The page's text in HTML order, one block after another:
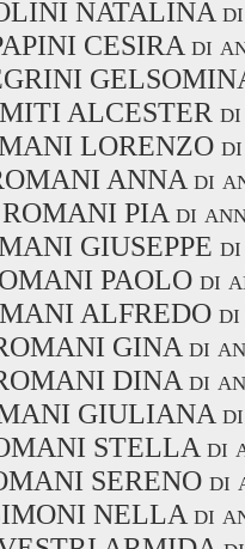
NATALINA
CESIRA di
ALCESTER di
LORENZO
ANNA di
ROMANI PIA di
GIUSEPPE
PAOLO di
ALFREDO di
GINA di
DINA di
GIULIANA di
STELLA di
SERENO di
NELLA di